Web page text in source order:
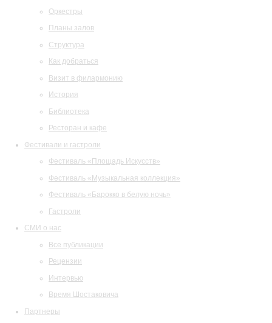
Оркестры
Планы залов
Структура
Как добраться
Визит в филармонию
История
Библиотека
Ресторан и кафе
Фестивали и гастроли
Фестиваль «Площадь Искусств»
Фестиваль «Музыкальная коллекция»
Фестиваль «Барокко в белую ночь»
Гастроли
СМИ о нас
Все публикации
Рецензии
Интервью
Время Шостаковича
Партнеры